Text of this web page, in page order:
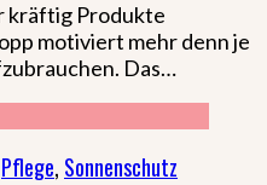
kräftig Produkte
motiviert mehr denn je
Das…
Pflege, Sonnenschutz